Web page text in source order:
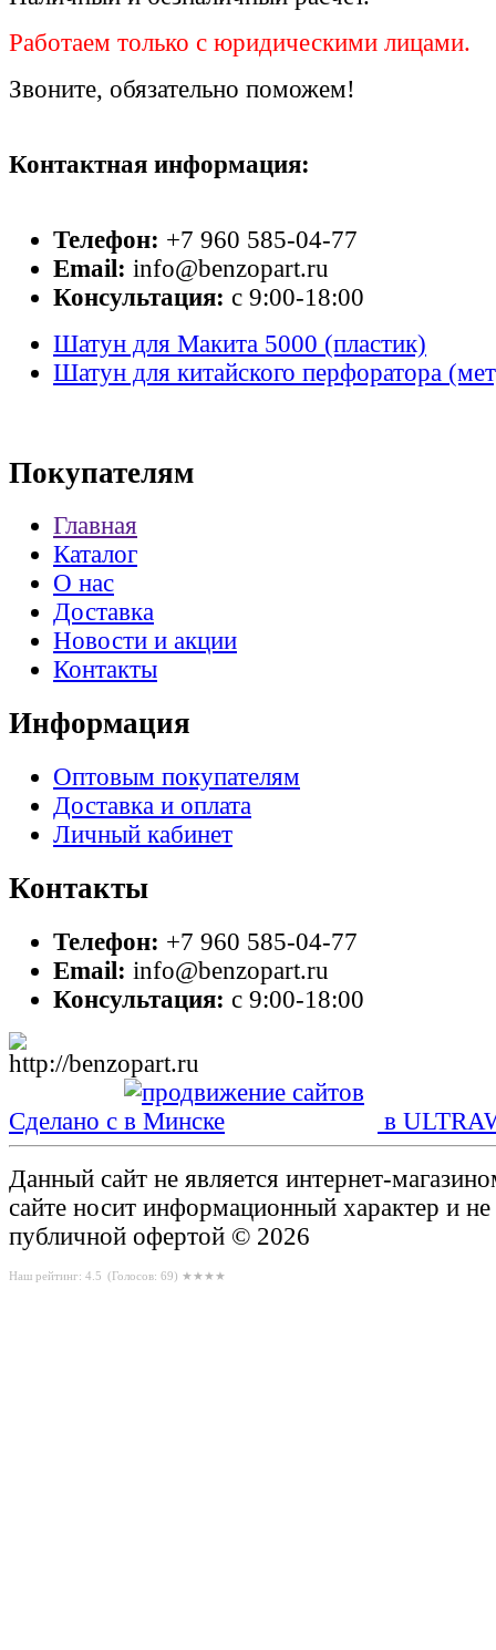
Работаем только с юридическими лицами.
Звоните, обязательно поможем!
Контактная информация:
Телефон: +7 960 585-04-77
Email: info@benzopart.ru
Консультация: с 9:00-18:00
Шатун для Макита 5000 (пластик)
Шатун для китайского перфоратора
Покупателям
Главная
Каталог
О нас
Доставка
Новости и акции
Контакты
Информация
Оптовым покупателям
Доставка и оплата
Личный кабинет
Контакты
Телефон: +7 960 585-04-77
Email: info@benzopart.ru
Консультация: с 9:00-18:00
Сделано с в
Данный сайт не является интернет-
сайте носит информационный характер и не
публичной офертой © 2026
Наш рейтинг: 4.5 (Голосов: 69) ★★★★